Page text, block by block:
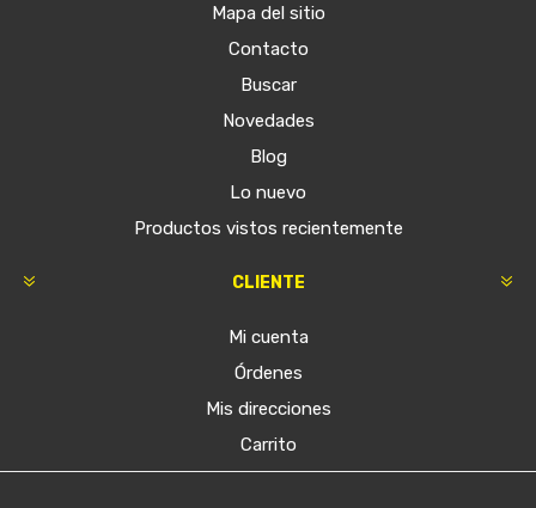
Mapa del sitio
Contacto
Buscar
Novedades
Blog
Lo nuevo
Productos vistos recientemente
CLIENTE
Mi cuenta
Órdenes
Mis direcciones
Carrito